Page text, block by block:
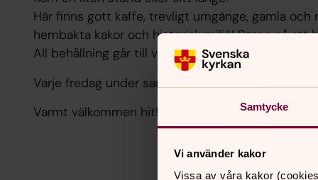
Samtycke
Vi använder kakor
Vissa av våra kakor
Här finns gott kaffe, trevligt umgänge, gamla och
hembakta kakor och historisk miljö! Passa på att
All behållning går till välgörande ändamål.
Varje fredag under samma period är det
Varmt välkommen hit!